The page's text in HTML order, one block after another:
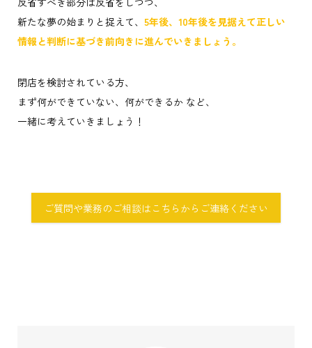
新たな夢の始まりと捉えて、 5年後、10年後を見据えて正しい
情報と判断に基づき前向きに進んでいきましょう。
閉店を検討されている方、
まず何ができていない、何ができるか など、
一緒に考えていきましょう！
ご質問や業務のご相談はこちらからご連絡ください